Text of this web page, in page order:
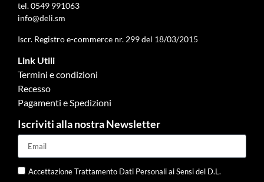
tel.0549 991063
info@deli.sm
Iscr. Registro e-commerce nr. 299 del 18/03/2015
Link Utili
Termini e condizioni
Recesso
Pagamenti e Spedizioni
Iscriviti alla nostra Newsletter
Accettazione Trattamento Dati Personali ai Sensi del D.L.